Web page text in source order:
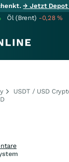
→ Jetzt Depot
Öl (Brent) -0,28%
USDT / USD